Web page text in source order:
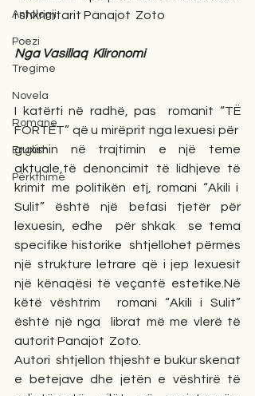
Antologji
Poezi
Tregime
Novela
Romane
English
Përkthime
i shkrimtarit Panajot  Zoto
Nga Vasillaq  Klironomi
I katërti në radhë, pas  romanit “TË
FORTËT” që u mirëprit nga lexuesi për
guximin në trajtimin e një teme
aktuale,të denoncimit të lidhjeve të
krimit me politikën etj, romani “Akili i
Sulit” është një befasi tjetër për
lexuesin, edhe  për shkak  se tema
specifike historike  shtjellohet përmes
një strukture letrare që i jep lexuesit
një kënaqësi të veçantë estetike.Në
këtë vështrim  romani “Akili i Sulit”
është një nga  librat më me vlerë të
autorit Panajot  Zoto.
Autori  shtjellon thjesht e bukur skenat
e betejave dhe jetën e vështirë të